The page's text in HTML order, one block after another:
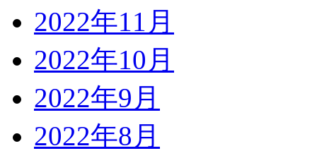
2022年11月
2022年10月
2022年9月
2022年8月